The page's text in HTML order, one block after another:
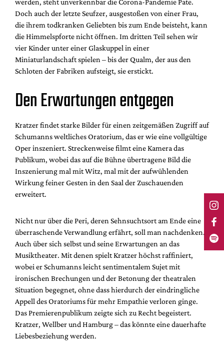
werden, steht unverkennbar die Corona-Pandemie Pate.
Doch auch der letzte Seufzer, ausgestoßen von einer Frau,
die ihrem todkranken Geliebten bis zum Ende beisteht, kann
die Himmelspforte nicht öffnen. Im dritten Teil sehen wir
vier Kinder unter einer Glaskuppel in einer
Miniaturlandschaft spielen – bis der Qualm, der aus den
Schloten der Fabriken aufsteigt, sie erstickt.
Den Erwartungen entgegen
Kratzer findet starke Bilder für einen zeitgemäßen Zugriff auf
Schumanns weltliches Oratorium, das er wie eine vollgültige
Oper inszeniert. Streckenweise filmt eine Kamera das
Publikum, wobei das auf die Bühne übertragene Bild die
Inszenierung mal mit Witz, mal mit der aufwühlenden
Wirkung feiner Gesten in den Saal der Zuschauenden
erweitert.
Nicht nur über die Peri, deren Sehnsuchtsort am Ende eine
überraschende Verwandlung erfährt, soll man nachdenken.
Auch über sich selbst und seine Erwartungen an das
Musiktheater. Mit denen spielt Kratzer höchst raffiniert,
wobei er Schumanns leicht sentimentalem Sujet mit
ironischen Brechungen und der Betonung der theatralen
Situation begegnet, ohne dass hierdurch der eindringliche
Appell des Oratoriums für mehr Empathie verloren ginge.
Das Premierenpublikum zeigte sich zu Recht begeistert.
Kratzer, Wellber und Hamburg – das könnte eine dauerhafte
Liebesbeziehung werden.